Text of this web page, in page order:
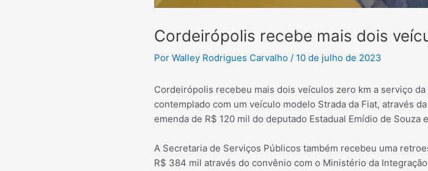
Cordeirópolis recebe mais dois
Por Walley Rodrigues Carvalho / 10 de julho de 2023
Cordeirópolis recebeu mais dois veículos zero km a serviço
contemplado com um veículo modelo Strada da Fiat, através
emenda de R$ 120 mil do deputado Estadual Emídio de
A Secretaria de Serviços Públicos também recebeu uma
R$ 384 mil através do convênio com o Ministério da